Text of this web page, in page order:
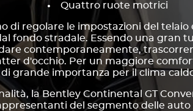
Quattro ruote motrici
di regolare le impostazioni del telaio
fondo stradale. Essendo una gran
contemporaneamente,
d'occhio. Per un maggiore
grande importanza per il clima
la Bentley Continental GT
del segmento delle auto